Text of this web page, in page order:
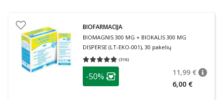
BIOFARMACIJA
BIOMAGNIS 300 MG + BIOKALIS 300 MG
DISPERSE (LT-EKO-001), 30 pakelių
(316)
Vidutinis įvertinimas 4.92
patarimas
Lojalumo klubo narių nuolaida
-50% 11,99 €
6,00 €